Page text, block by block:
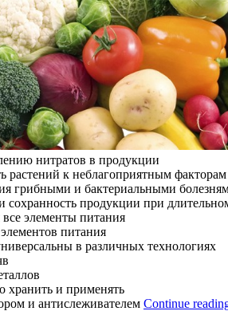
нитратов в продукции
растений к неблагоприятным
грибными и бактериальными
сохранность продукции при
элементы питания
питания
в различных технологиях
хранить и применять
и антислеживателем Continue